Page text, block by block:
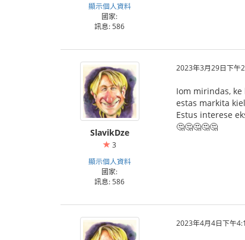
顯示個人資料
國家:
訊息: 586
SlavikDze
3
顯示個人資料
國家:
訊息: 586
2023年3月29日下午
Iom mirindas,
estas markita
Estus interese
🤔🤔🤔🤔🤔
2023年4月4日下午